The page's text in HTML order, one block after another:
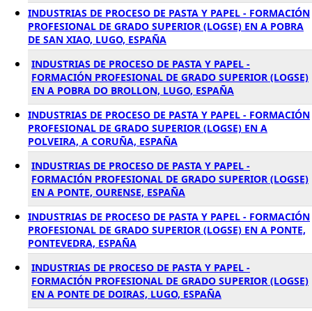
INDUSTRIAS DE PROCESO DE PASTA Y PAPEL - FORMACIÓN
PROFESIONAL DE GRADO SUPERIOR (LOGSE) EN A POBRA
DE SAN XIAO, LUGO, ESPAÑA
INDUSTRIAS DE PROCESO DE PASTA Y PAPEL -
FORMACIÓN PROFESIONAL DE GRADO SUPERIOR (LOGSE)
EN A POBRA DO BROLLON, LUGO, ESPAÑA
INDUSTRIAS DE PROCESO DE PASTA Y PAPEL - FORMACIÓN
PROFESIONAL DE GRADO SUPERIOR (LOGSE) EN A
POLVEIRA, A CORUÑA, ESPAÑA
INDUSTRIAS DE PROCESO DE PASTA Y PAPEL -
FORMACIÓN PROFESIONAL DE GRADO SUPERIOR (LOGSE)
EN A PONTE, OURENSE, ESPAÑA
INDUSTRIAS DE PROCESO DE PASTA Y PAPEL - FORMACIÓN
PROFESIONAL DE GRADO SUPERIOR (LOGSE) EN A PONTE,
PONTEVEDRA, ESPAÑA
INDUSTRIAS DE PROCESO DE PASTA Y PAPEL -
FORMACIÓN PROFESIONAL DE GRADO SUPERIOR (LOGSE)
EN A PONTE DE DOIRAS, LUGO, ESPAÑA